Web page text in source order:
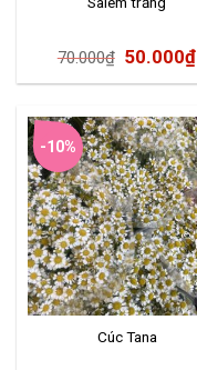
70.000₫ 50.000₫
-10%
Cúc Tana